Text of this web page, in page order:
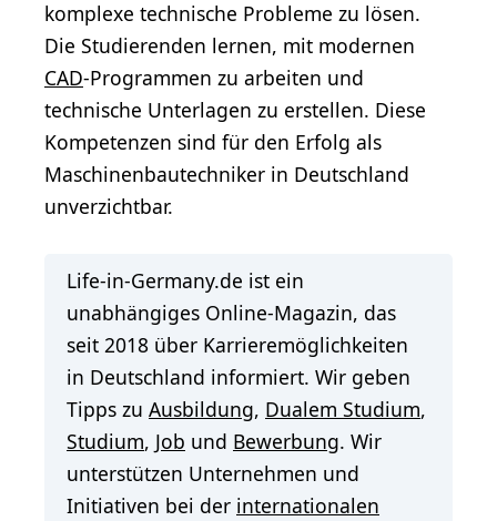
komplexe technische Probleme zu lösen.
Die Studierenden lernen, mit modernen
CAD-Programmen zu arbeiten und
technische Unterlagen zu erstellen. Diese
Kompetenzen sind für den Erfolg als
Maschinenbautechniker in Deutschland
unverzichtbar.
Life-in-Germany.de ist ein
unabhängiges Online-Magazin, das
seit 2018 über Karrieremöglichkeiten
in Deutschland informiert. Wir geben
Tipps zu Ausbildung, Dualem Studium,
Studium, Job und Bewerbung. Wir
unterstützen Unternehmen und
Initiativen bei der internationalen